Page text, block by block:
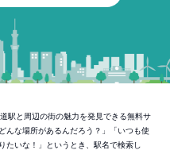
駅と周辺の街の魅力を発見できる無料サ
んな場所があるんだろう？」「いつも使
たいな！」というとき、駅名で検索し